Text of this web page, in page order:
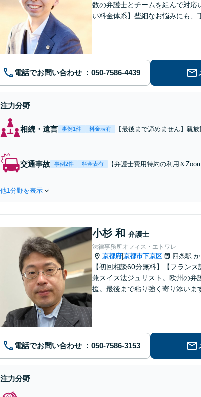
数の弁護士とチームを組んで対応
い料金体系】些細なお悩みにも、
電話でお問い合わせ
注力分野
相続・遺言 事例1件 料金表有
【最後まで諦めません】親
能。【JR千葉駅近く】駐車
交通事故 事例2件 料金表有
【弁護士費用特約の利用＆
他1分野を表示
小杉 和 弁護士
法律事務所オフィス・エトワレ
京都府 京都市下京区 四条駅
【初回相談60分無料】【フラン
兼スイス法ジュリスト。欧州の弁
援。最後まで粘り強く寄り添いま
電話でお問い合わせ
注力分野